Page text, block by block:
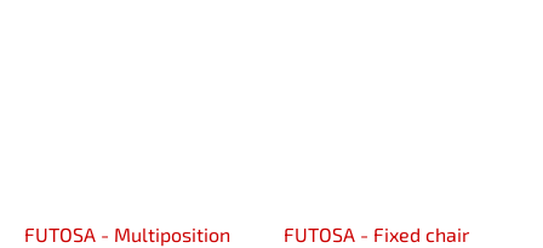
FUTOSA - Multiposition
FUTOSA - Fixed chair